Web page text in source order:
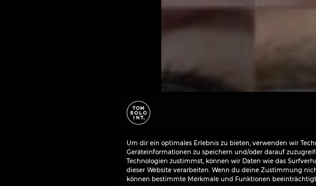
Um dir ein optimales Erlebnis zu bieten, verwenden wir
Geräteinformationen zu speichern und/oder darauf
Technologien zustimmst, können wir Daten wie das
dieser Website verarbeiten. Wenn du deine Zustimmung
können bestimmte Merkmale und Funktionen